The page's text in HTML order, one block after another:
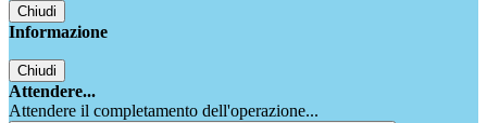
Chiudi
Informazione
Chiudi
Attendere...
Attendere il completamento dell'operazione...